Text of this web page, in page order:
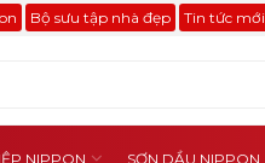
Bộ sưu tập nhà đẹp Tin tức mới
NIPPON SƠN DẦU NIPPON